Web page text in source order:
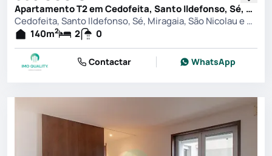
Apartamento T2 em Cedofeita, Santo Ildefonso, Sé, Miragaia, São Nicolau e Vitória, Porto
Cedofeita, Santo Ildefonso, Sé, Miragaia, São Nicolau e Vitória, Porto
140m2 2 0
Contactar WhatsApp